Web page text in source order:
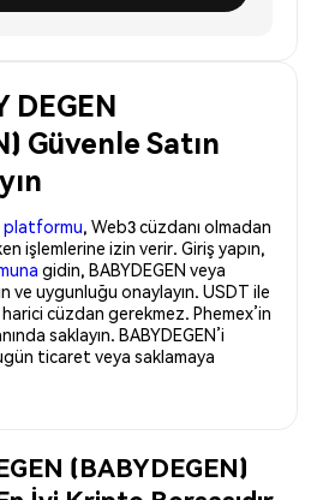
DEGEN
Güvenle Satın
platformu, Web3 cüzdanı olmadan
işlemlerine izin verir. Giriş yapın,
gidin, BABYDEGEN veya
ve uygunluğu onaylayın. USDT ile
harici cüzdan gerekmez. Phemex’in
saklayın. BABYDEGEN’i
ticaret veya saklamaya
(BABYDEGEN)